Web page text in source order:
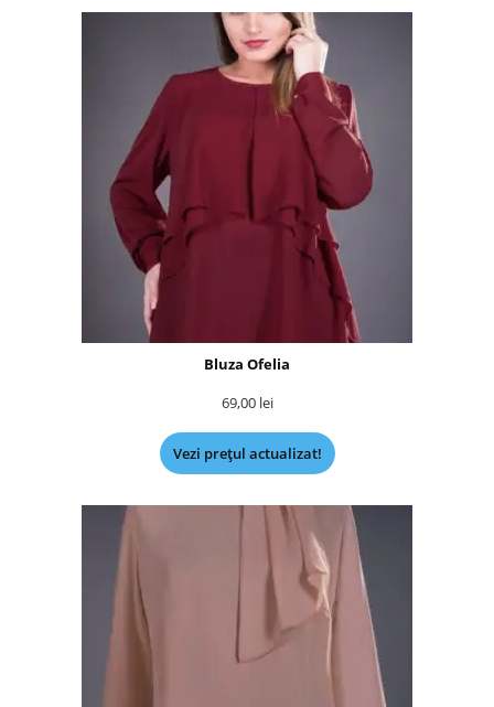
Bluza Ofelia
69,00 lei
Vezi prețul actualizat!